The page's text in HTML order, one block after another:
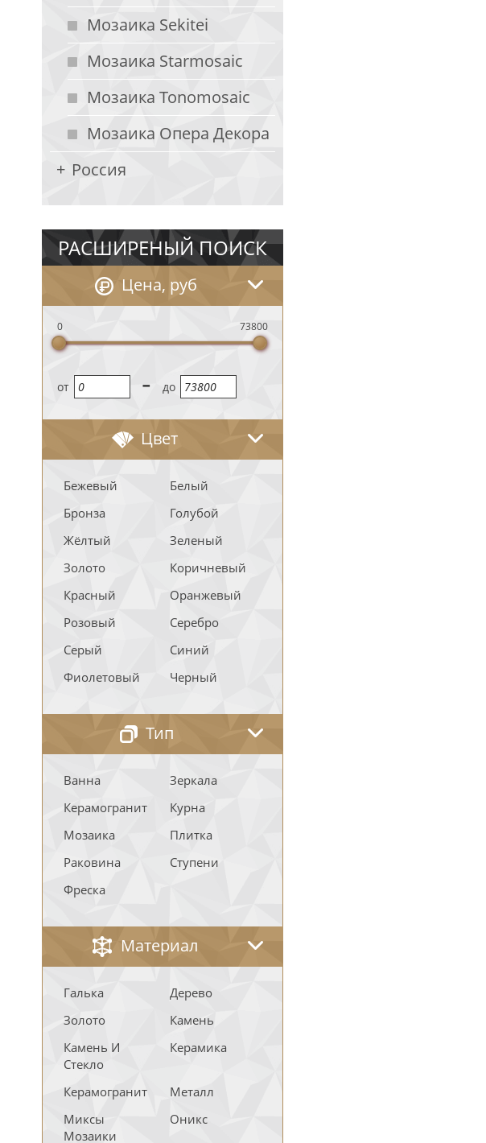
Мозаика Sekitei
Мозаика Starmosaic
Мозаика Tonomosaic
Мозаика Опера Декора
Россия
РАСШИРЕНЫЙ ПОИСК
Цена, руб
0 73800
oт - до
Цвет
Бежевый
Белый
Бронза
Голубой
Жёлтый
Зеленый
Золото
Коричневый
Красный
Оранжевый
Розовый
Серебро
Серый
Синий
Фиолетовый
Черный
Тип
Ванна
Зеркала
Керамогранит
Курна
Мозаика
Плитка
Раковина
Ступени
Фреска
Материал
Галька
Дерево
Золото
Камень
Камень И
Стекло
Керамика
Керамогранит
Металл
Миксы
Мозаики
Оникс